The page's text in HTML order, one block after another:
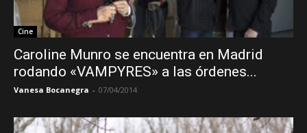
Cine
Caroline Munro se encuentra en Madrid
rodando «VAMPYRES» a las órdenes...
Vanesa Bocanegra - 07/04/2014